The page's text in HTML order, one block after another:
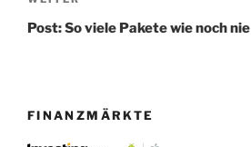
Beitrag
Post: So viele Pakete wie noch nie
FINANZMÄRKTE